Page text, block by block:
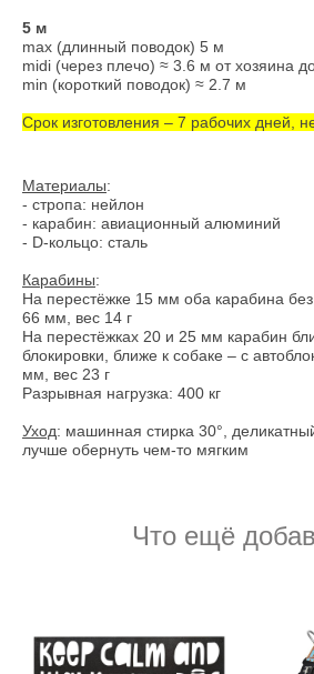
5 м
max (длинный поводок) 5 м
midi (через плечо) ≈ 3.6 м от хозяина
min (короткий поводок) ≈ 2.7 м
Срок изготовления – 7 рабочих дней,
Материалы:
- стропа: нейлон
- карабин: авиационный алюминий
- D-кольцо: сталь
Карабины:
На перестёжке 15 мм оба карабина без
66 мм, вес 14 г
На перестёжках 20 и 25 мм карабин
блокировки, ближе к собаке – с
мм, вес 23 г
Разрывная нагрузка: 400 кг
Уход: машинная стирка 30°,
лучше обернуть чем-то мягким
Что ещё